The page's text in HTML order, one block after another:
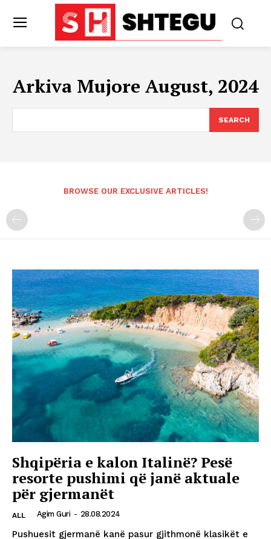
Arkiva Mujore August, 2024
SEARCH
BROWSE OUR EXCLUSIVE ARTICLES!
Shqipëria e kalon Italinë? Pesë
resorte pushimi që janë aktuale
për gjermanët
ALL Agim Guri - 28.08.2024
Pushuesit gjermanë kanë pasur gjithmonë klasikët e